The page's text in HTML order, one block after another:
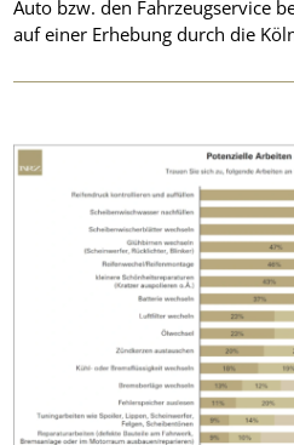
Auto bzw. den Fahrzeugservice
auf einer Erhebung durch die